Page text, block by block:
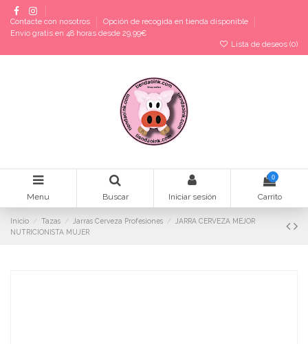
Contacte con nosotros
Opción de recogida en tienda disponible
Envío gratis en 48 horas desde 29,99€
Lista de deseos (0)
Menu Buscar Iniciar sesión
0
Carrito
Inicio Tazas Jarras Cerveza Profesiones
JARRA CERVEZA MEJOR
NUTRICIONISTA MUJER